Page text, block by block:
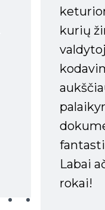
kurių
Labai
rokai!